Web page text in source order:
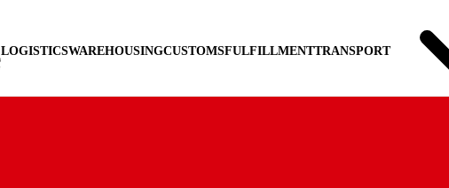
LOGISTICSWAREHOUSINGCUSTOMSFULFILLMENTTRANSPORT